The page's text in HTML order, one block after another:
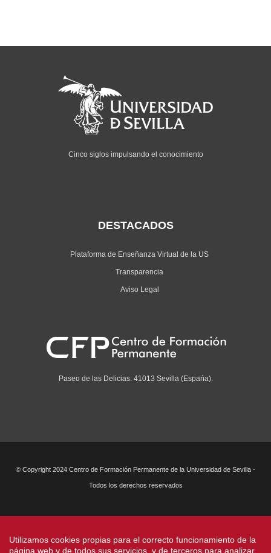
Cinco siglos impulsando el conocimiento
DESTACADOS
Plataforma de Enseñanza Virtual de la US
Transparencia
Aviso Legal
Paseo de las Delicias. 41013 Sevilla (Espańa).
© Copyright 2024 Centro de Formación Permanente de la Universidad de Sevilla -
Todos los derechos reservados
Utilizamos cookies propias para el correcto funcionamiento de la
página web y de todos sus servicios, y de terceros para analizar